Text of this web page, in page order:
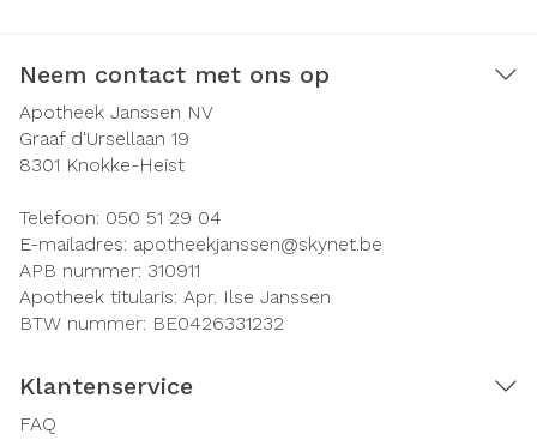
Neem contact met ons op
Apotheek Janssen NV
Graaf d'Ursellaan 19
8301 Knokke-Heist
Telefoon: 050 51 29 04
E-mailadres: apotheekjanssen@skynet.be
APB nummer: 310911
Apotheek titularis: Apr. Ilse Janssen
BTW nummer: BE0426331232
Klantenservice
FAQ